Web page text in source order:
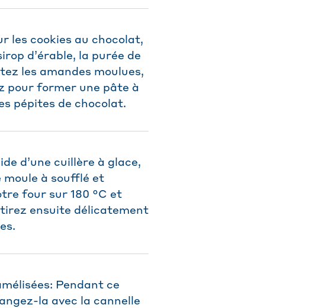
les cookies au chocolat,
d’érable, la purée de
les amandes moulues,
pour former une pâte à
pépites de chocolat.
d’une cuillère à glace,
moule à soufflé et
four sur 180 °C et
ensuite délicatement
Pendant ce
la avec la cannelle